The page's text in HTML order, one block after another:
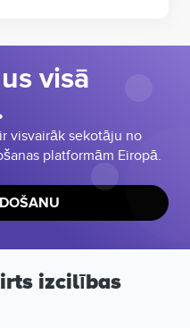
visā
visvairāk sekotāju no
platformām Eiropā.
izcilības